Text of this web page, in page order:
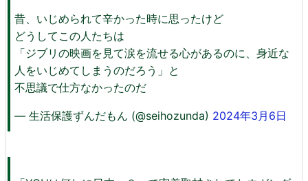
昔、いじめられて辛かった時に思ったけど
どうしてこの人たちは
「ジブリの映画を見て涙を流せる心があるのに、身近な
人をいじめてしまうのだろう」と
不思議で仕方なかったのだ
— 生活保護ずんだもん (@seihozunda) 2024年3月6日